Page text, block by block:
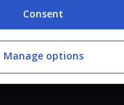
Troverete il
ALLA PIAZZA
Consent
Manage options